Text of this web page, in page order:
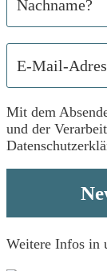
Mit dem
und der
Weitere Infos in